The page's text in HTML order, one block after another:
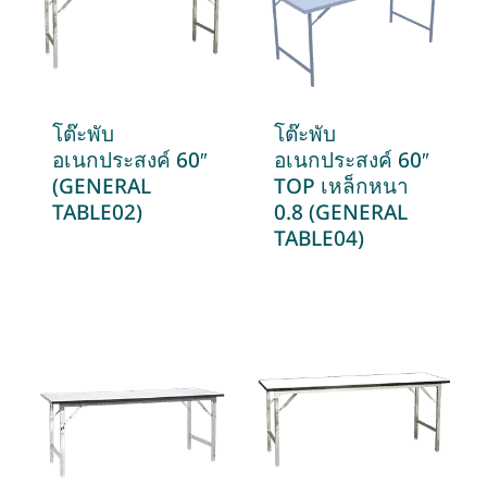
โต๊ะพับ
อเนกประสงค์ 60″
(GENERAL
TABLE02)
โต๊ะพับ
อเนกประสงค์ 60″
TOP เหล็กหนา
0.8 (GENERAL
TABLE04)